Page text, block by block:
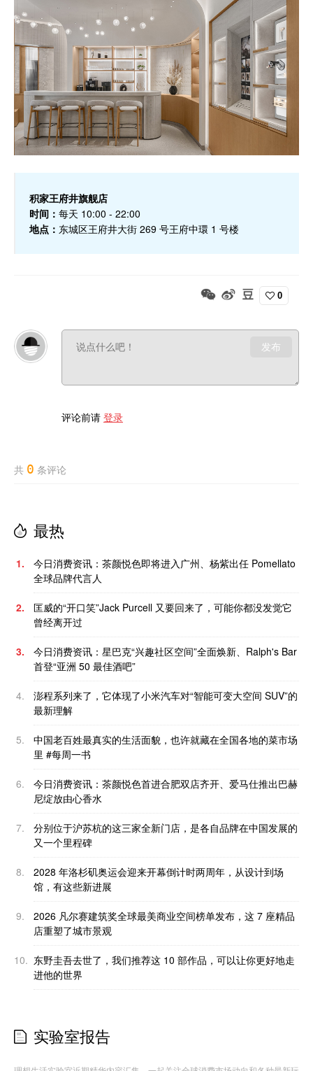
积家王府井旗舰店
时间： 每天 10:00 - 22:00
地点： 东城区王府井大街 269 号王府中環 1 号楼
0
发布
评论前请 登录
共 0 条评论
最热
1.
今日消费资讯：茶颜悦色即将进入广州、杨紫出任 Pomellato
全球品牌代言人
2.
匡威的“开口笑”Jack Purcell 又要回来了，可能你都没发觉它
曾经离开过
3.
今日消费资讯：星巴克“兴趣社区空间”全面焕新、Ralph's Bar
首登“亚洲 50 最佳酒吧”
4.
澎程系列来了，它体现了小米汽车对“智能可变大空间 SUV”的
最新理解
5.
中国老百姓最真实的生活面貌，也许就藏在全国各地的菜市场
里 #每周一书
6.
今日消费资讯：茶颜悦色首进合肥双店齐开、爱马仕推出巴赫
尼绽放由心香水
7.
分别位于沪苏杭的这三家全新门店，是各自品牌在中国发展的
又一个里程碑
8.
2028 年洛杉矶奥运会迎来开幕倒计时两周年，从设计到场
馆，有这些新进展
9.
2026 凡尔赛建筑奖全球最美商业空间榜单发布，这 7 座精品
店重塑了城市景观
10. 东野圭吾去世了，我们推荐这 10 部作品，可以让你更好地走
进他的世界
实验室报告